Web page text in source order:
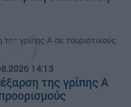
14:13
της γρίπης Α